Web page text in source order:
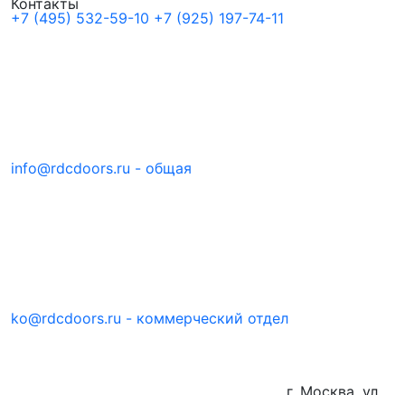
Контакты
+7 (495) 532-59-10 +7 (925) 197-74-11
info@rdcdoors.ru - общая
ko@rdcdoors.ru - коммерческий отдел